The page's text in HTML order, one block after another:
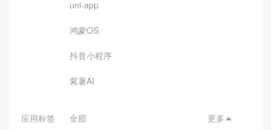
uni-app
鸿蒙OS
抖音小程序
紫薯AI
应用标签 全部 更多 